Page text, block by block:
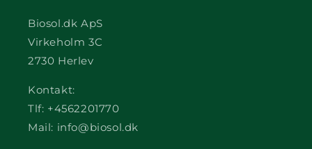
Biosol.dk ApS
Virkeholm 3C
2730 Herlev
Kontakt:
Tlf: +4562201770
Mail: info@biosol.dk